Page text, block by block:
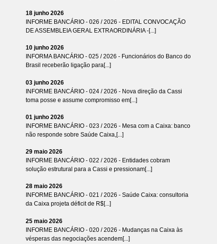
18 junho 2026
INFORME BANCÁRIO - 026 / 2026 - EDITAL CONVOCAÇÃO
DE ASSEMBLEIA GERAL EXTRAORDINÁRIA -[...]
10 junho 2026
INFORMA BANCÁRIO - 025 / 2026 - Funcionários do Banco do
Brasil receberão ligação para[...]
03 junho 2026
INFORME BANCÁRIO - 024 / 2026 - Nova direção da Cassi
toma posse e assume compromisso em[...]
01 junho 2026
INFORME BANCÁRIO - 023 / 2026 - Mesa com a Caixa: banco
não responde sobre Saúde Caixa,[...]
29 maio 2026
INFORME BANCÁRIO - 022 / 2026 - Entidades cobram
solução estrutural para a Cassi e pressionam[...]
28 maio 2026
INFORME BANCÁRIO - 021 / 2026 - Saúde Caixa: consultoria
da Caixa projeta déficit de R$[...]
25 maio 2026
INFORME BANCÁRIO - 020 / 2026 - Mudanças na Caixa às
vésperas das negociações acendem[...]